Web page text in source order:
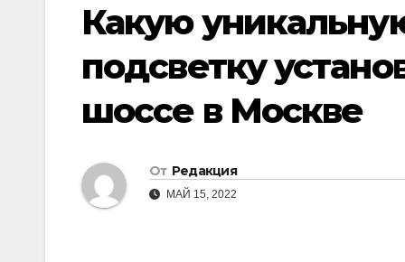
Какую
подсветку
шоссе в Москве
От Редакция
МАЙ 15, 2022